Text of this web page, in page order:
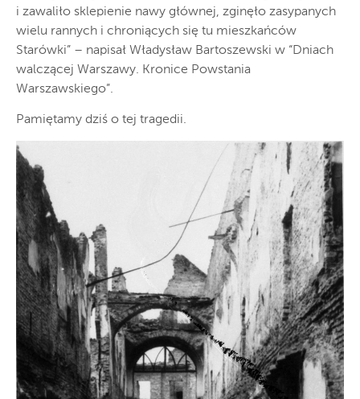
i zawaliło sklepienie nawy głównej, zginęło zasypanych
wielu rannych i chroniących się tu mieszkańców
Starówki” – napisał Władysław Bartoszewski w “Dniach
walczącej Warszawy. Kronice Powstania
Warszawskiego”.
Pamiętamy dziś o tej tragedii.